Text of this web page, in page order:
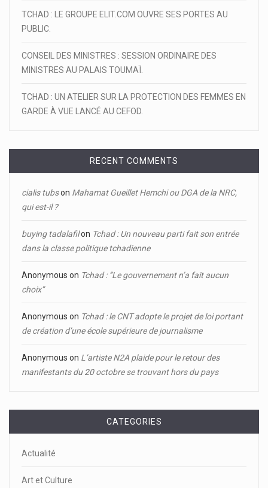
TCHAD : LE GROUPE ELIT.COM OUVRE SES PORTES AU
PUBLIC.
CONSEIL DES MINISTRES : SESSION ORDINAIRE DES
MINISTRES AU PALAIS TOUMAÏ.
TCHAD : UN ATELIER SUR LA PROTECTION DES FEMMES EN
GARDE À VUE LANCÉ AU CEFOD.
RECENT COMMENTS
cialis tubson Mahamat Gueillet Hemchi ou DGA de la NRC,
qui est-il ?
buying tadalafilon Tchad : Un nouveau parti fait son entrée
dans la classe politique tchadienne
Anonymous on Tchad : ‘’Le gouvernement n’a fait aucun
choix’’
Anonymous on Tchad : le CNT adopte le projet de loi portant
de création d’une école supérieure de journalisme
Anonymous on L’artiste N2A plaide pour le retour des
manifestants du 20 octobre se trouvant hors du pays
CATEGORIES
Actualité
Art et Culture